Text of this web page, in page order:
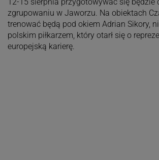
zgrupowaniu w Jaworzu. Na obiektach
trenować będą pod okiem Adrian Sikory,
polskim piłkarzem, który otarł się o
europejską karierę.